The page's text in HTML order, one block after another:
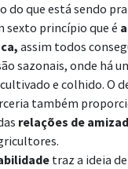
do que está sendo
sexto princípio que é
assim todos
sazonais, onde há
e colhido. O
também
relações de
traz a ideia